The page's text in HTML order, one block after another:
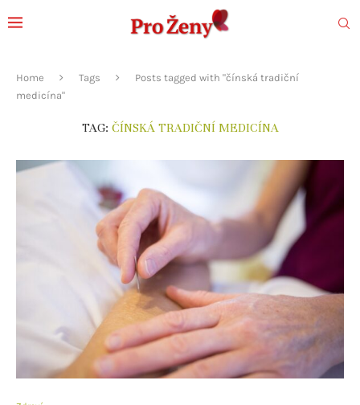
Home Tags
Posts tagged with "čínská tradiční
medicína"
TAG: ČÍNSKÁ TRADIČNÍ MEDICÍNA